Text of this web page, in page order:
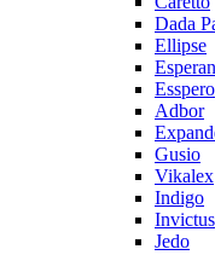
Dada
Ellipse
Esspero
Adbor
Gusio
Vikalex
Indigo
Invictus
Jedo